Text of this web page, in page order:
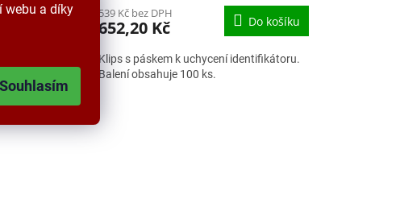
webu a díky
Souhlasím
Do košíku
539 Kč bez DPH
652,20 Kč Do košíku
Klips s páskem k uchycení identifikátoru.
Balení obsahuje 100 ks.